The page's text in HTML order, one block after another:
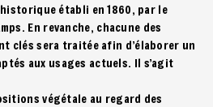
établi en 1860, par le
En revanche, chacune des
clés sera traitée afin d’élaborer un
aux usages actuels. Il s’agit
végétale au regard des